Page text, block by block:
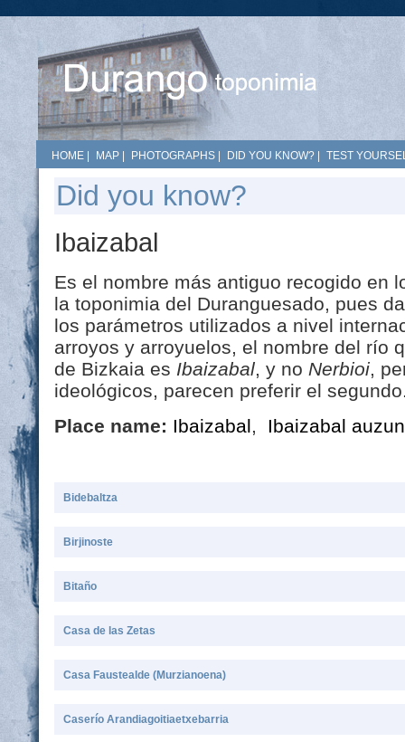
HOME MAP PHOTOGRAPHS DID YOU KNOW? TEST
Did you know?
Ibaizabal
Es el nombre más antiguo recogido en
la toponimia del Duranguesado, pues
los parámetros utilizados a nivel
arroyos y arroyuelos, el nombre del río
de Bizkaia es Ibaizabal, y no Nerbioi,
ideológicos, parecen preferir el
Place name: Ibaizabal, Ibaizabal
Bidebaltza
Birjinoste
Bitaño
Casa de las Zetas
Casa Faustealde (Murzianoena)
Caserío Arandiagoitiaetxebarria